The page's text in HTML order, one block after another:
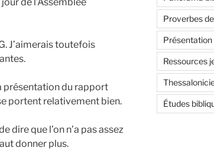
J’aimerais toutefois
présentation du rapport
portent relativement bien.
dire que l’on n’a pas assez
donner plus.
Proverbes
Présentation
Ressources
Études